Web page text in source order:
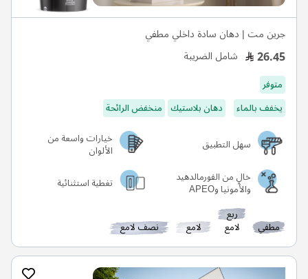
جرين مت | دهان سادة داخلي مطفي
26.45 شامل الضريبة
متوفر
يخفف بالماء
دهان بلاستيك منخفض الرائحة
سهل التطبيق
خيارات واسعة من
الألوان
خالٍ من الفورمالدهيد
والأمونيا وAPEO تغطية استثنائية
مطفي
ربع
لامع لامع نصف لامع